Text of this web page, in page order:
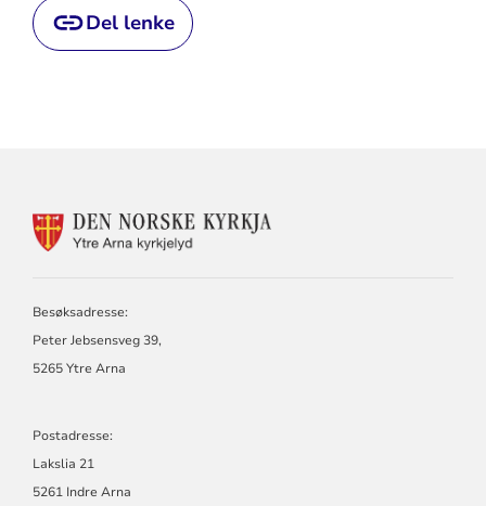
Del lenke
KONTAKTINFORMASJON
Besøksadresse:
Peter Jebsensveg 39,
5265 Ytre Arna
Postadresse:
Lakslia 21
5261 Indre Arna